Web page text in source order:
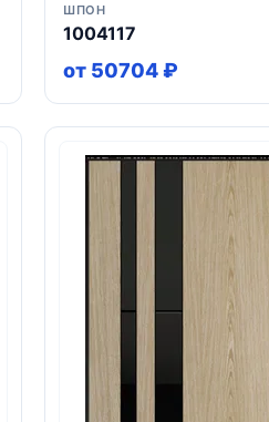
ШПОН
1004117
от 50704 ₽